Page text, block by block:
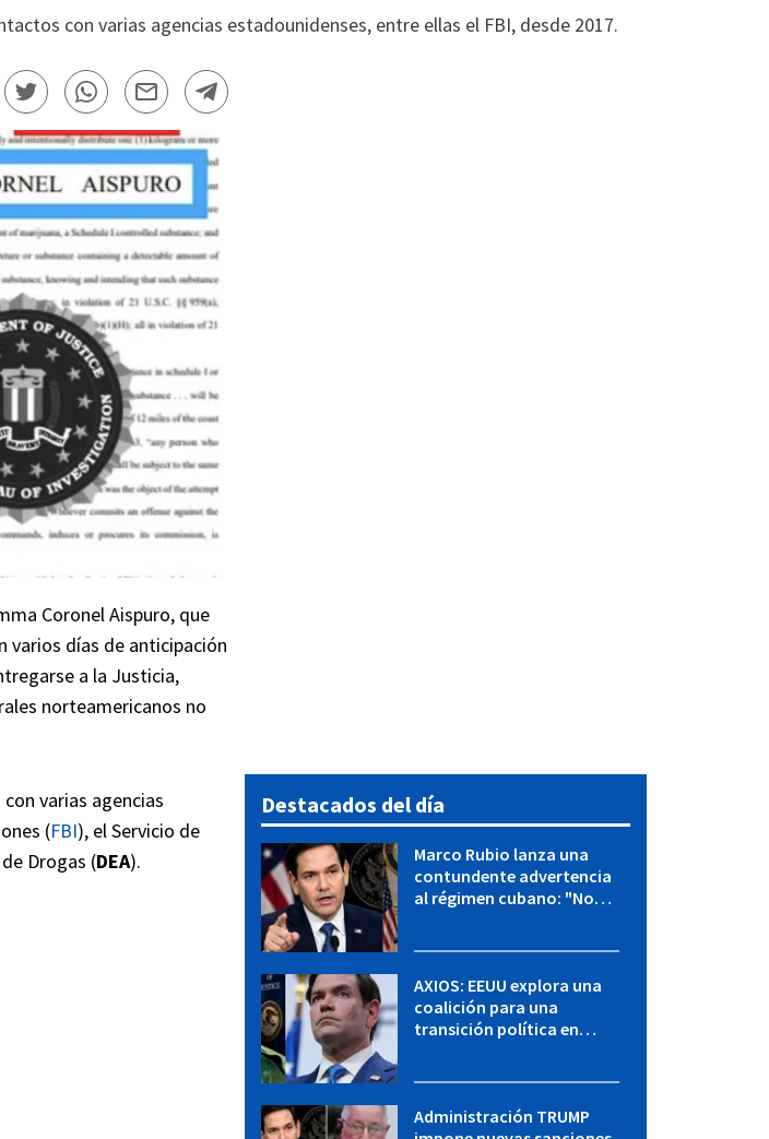
con varias agencias estadounidenses, entre ellas el FBI, desde 2017.
Coronel Aispuro, que
varios días de anticipación
a la Justicia,
norteamericanos no
varias agencias
(FBI), el Servicio de
Drogas (DEA).
Destacados del día
Marco Rubio lanza una
contundente advertencia
al régimen cubano: "No
AXIOS: EEUU explora una
coalición para una
transición política en
Administración TRUMP